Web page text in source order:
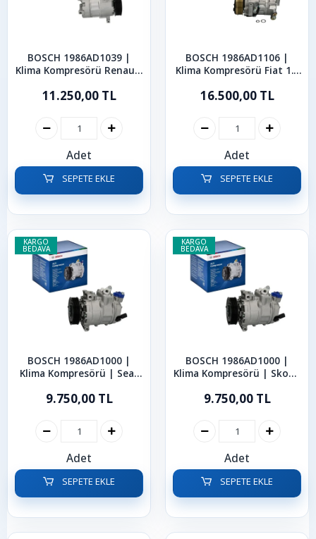
BOSCH 1986AD1039 |
Klima Kompresörü Renault
11.250,00 TL
Adet
SEPETE EKLE
BOSCH 1986AD1106 |
Klima Kompresörü Fiat 1.6
16.500,00 TL
Adet
SEPETE EKLE
KARGO
BEDAVA
BOSCH 1986AD1000 |
Klima Kompresörü | Seat
Arona
9.750,00 TL
Adet
SEPETE EKLE
KARGO
BEDAVA
BOSCH 1986AD1000 |
Klima Kompresörü | Skoda
Scala Kamiq Karoq
9.750,00 TL
Adet
SEPETE EKLE